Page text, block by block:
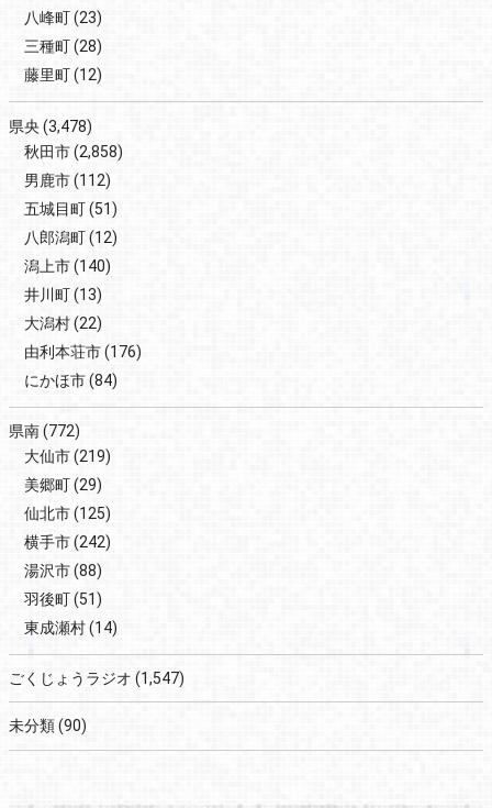
八峰町(23)
三種町(28)
藤里町(12)
県央(3,478)
秋田市(2,858)
男鹿市(112)
五城目町(51)
八郎潟町(12)
潟上市(140)
井川町(13)
大潟村(22)
由利本荘市(176)
にかほ市(84)
県南(772)
大仙市(219)
美郷町(29)
仙北市(125)
横手市(242)
湯沢市(88)
羽後町(51)
東成瀬村(14)
ごくじょうラジオ (1,547)
未分類(90)